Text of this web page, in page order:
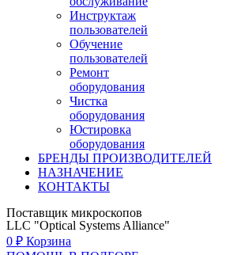
Инструктаж
пользователей
Обучение
пользователей
Ремонт
оборудования
Чистка
оборудования
Юстировка
оборудования
БРЕНДЫ ПРОИЗВОДИТЕЛЕЙ
НАЗНАЧЕНИЕ
КОНТАКТЫ
Поставщик микроскопов
LLC "Optical Systems Alliance"
0 ₽ Корзина